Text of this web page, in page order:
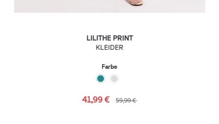
LILITHE PRINT
KLEIDER
Farbe
41,99 € 59,99 €